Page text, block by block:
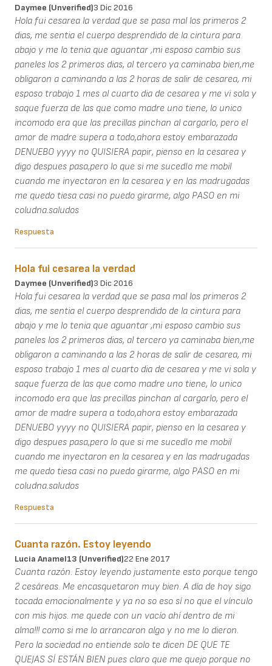
Daymee (unverified)3 Dic 2016
Hola fui cesarea la verdad que se pasa mal los primeros 2
dias, me sentia el cuerpo desprendido de la cintura para
abajo y me lo tenia que aguantar ,mi esposo cambio sus
paneles los 2 primeros dias, al tercero ya caminaba bien,me
obligaron a caminando a las 2 horas de salir de cesarea, mi
esposo trabajo 1 mes al cuarto dia de cesarea y me vi sola y
saque fuerza de las que como madre uno tiene, lo unico
incomodo era que las precillas pinchan al cargarlo, pero el
amor de madre supera a todo,ahora estoy embarazada
DENUEBO yyyy no QUISIERA papir, pienso en la cesarea y
digo despues pasa,pero lo que si me sucedIo me mobil
cuando me inyectaron en la cesarea y en las madrugadas
me quedo tiesa casi no puedo girarme, algo PASO en mi
coludna.saludos
Respuesta
Hola fui cesarea la verdad
Daymee (unverified)3 Dic 2016
Hola fui cesarea la verdad que se pasa mal los primeros 2
dias, me sentia el cuerpo desprendido de la cintura para
abajo y me lo tenia que aguantar ,mi esposo cambio sus
paneles los 2 primeros dias, al tercero ya caminaba bien,me
obligaron a caminando a las 2 horas de salir de cesarea, mi
esposo trabajo 1 mes al cuarto dia de cesarea y me vi sola y
saque fuerza de las que como madre uno tiene, lo unico
incomodo era que las precillas pinchan al cargarlo, pero el
amor de madre supera a todo,ahora estoy embarazada
DENUEBO yyyy no QUISIERA papir, pienso en la cesarea y
digo despues pasa,pero lo que si me sucedIo me mobil
cuando me inyectaron en la cesarea y en las madrugadas
me quedo tiesa casi no puedo girarme, algo PASO en mi
coludna.saludos
Respuesta
Cuanta razón. Estoy leyendo
Lucia Anamel13 (unverified)22 Ene 2017
Cuanta razón. Estoy leyendo justamente esto porque tengo
2 cesáreas. Me encasquetaron muy bien. A día de hoy sigo
tocada emocionalmente y ya no so eso sí no que el vínculo
con mis hijos. me quede con un vacío ahí dentro de mi
alma!!! como si me lo arrancaron algo y no me lo dieron.
Pero la sociedad no entiende solo te dicen DE QUE TE
QUEJAS SÍ ESTÁN BIEN pues claro que me quejo porque no